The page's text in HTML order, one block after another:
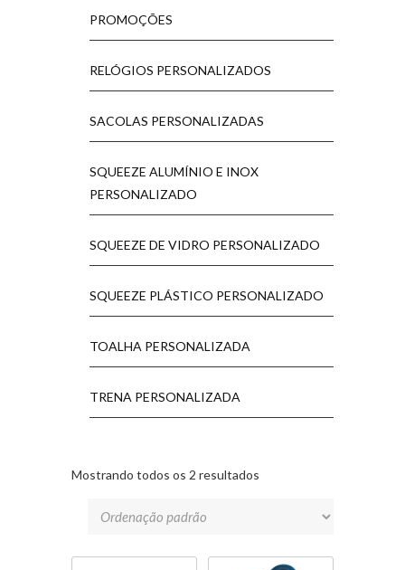
PROMOÇÕES
RELÓGIOS PERSONALIZADOS
SACOLAS PERSONALIZADAS
SQUEEZE ALUMÍNIO E INOX
PERSONALIZADO
SQUEEZE DE VIDRO PERSONALIZADO
SQUEEZE PLÁSTICO PERSONALIZADO
TOALHA PERSONALIZADA
TRENA PERSONALIZADA
Mostrando todos os 2 resultados